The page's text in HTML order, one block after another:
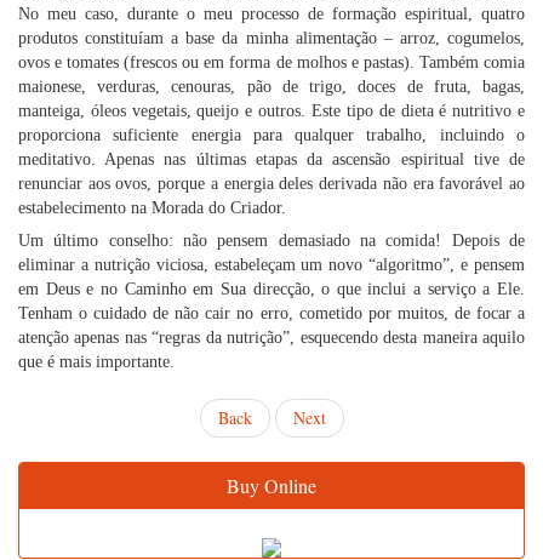
No meu caso, durante o meu processo de formação espiritual, quatro
produtos constituíam a base da minha alimentação – arroz, cogumelos,
ovos e tomates (frescos ou em forma de molhos e pastas). Também comia
maionese, verduras, cenouras, pão de trigo, doces de fruta, bagas,
manteiga, óleos vegetais, queijo e outros. Este tipo de dieta é nutritivo e
proporciona suficiente energia para qualquer trabalho, incluindo o
meditativo. Apenas nas últimas etapas da ascensão espiritual tive de
renunciar aos ovos, porque a energia deles derivada não era favorável ao
estabelecimento na Morada do Criador.
Um último conselho: não pensem demasiado na comida! Depois de
eliminar a nutrição viciosa, estabeleçam um novo “algoritmo”, e pensem
em Deus e no Caminho em Sua direcção, o que inclui a serviço a Ele.
Tenham o cuidado de não cair no erro, cometido por muitos, de focar a
atenção apenas nas “regras da nutrição”, esquecendo desta maneira aquilo
que é mais importante.
Back Next
Buy Online